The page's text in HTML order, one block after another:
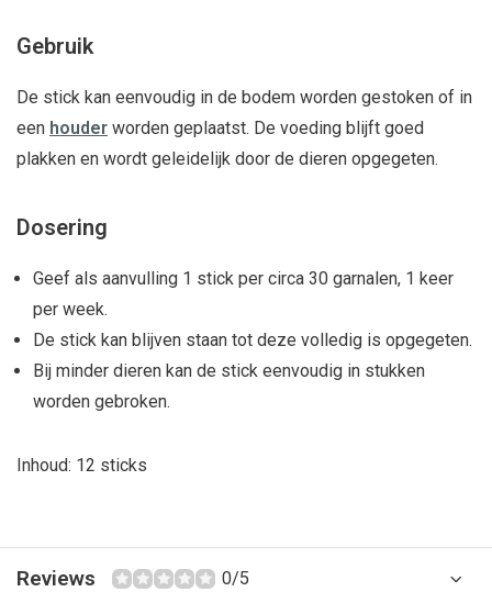
Gebruik
De stick kan eenvoudig in de bodem worden gestoken of in
een houder worden geplaatst. De voeding blijft goed
plakken en wordt geleidelijk door de dieren opgegeten.
Dosering
Geef als aanvulling 1 stick per circa 30 garnalen, 1 keer
per week.
De stick kan blijven staan tot deze volledig is opgegeten.
Bij minder dieren kan de stick eenvoudig in stukken
worden gebroken.
Inhoud: 12 sticks
Reviews 0/5